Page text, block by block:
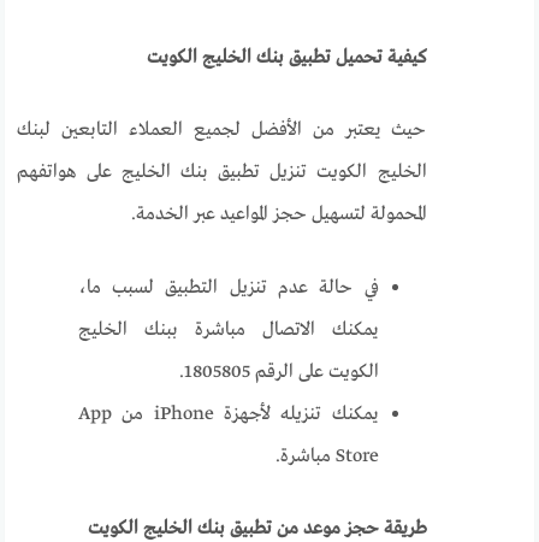
كيفية تحميل تطبيق بنك الخليج الكويت
حيث يعتبر من الأفضل لجميع العملاء التابعين لبنك
الخليج الكويت تنزيل تطبيق بنك الخليج على هواتفهم
المحمولة لتسهيل حجز المواعيد عبر الخدمة.
في حالة عدم تنزيل التطبيق لسبب ما،
يمكنك الاتصال مباشرة ببنك الخليج
الكويت على الرقم 1805805.
يمكنك تنزيله لأجهزة iPhone من App
Store مباشرة.
طريقة حجز موعد من تطبيق بنك الخليج الكويت